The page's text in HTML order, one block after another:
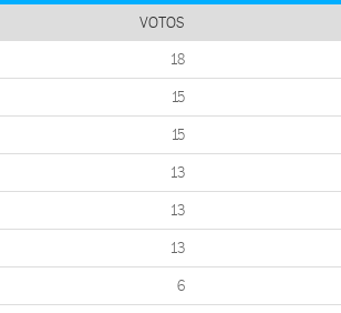
VOTOS
18
15
15
13
13
13
6